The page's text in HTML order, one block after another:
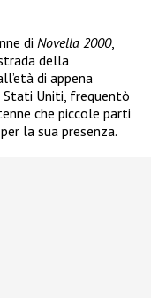
di Novella 2000,
della
di appena
Stati Uniti, frequentò
che piccole parti
la sua presenza.